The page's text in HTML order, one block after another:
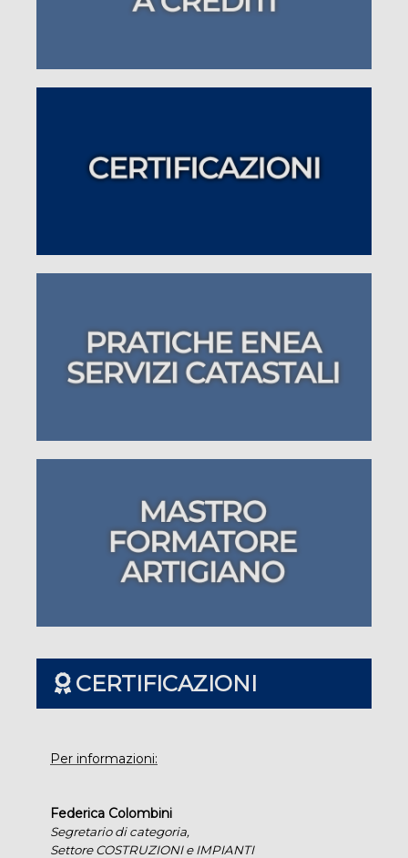
CERTIFICAZIONI
Per informazioni:
Federica Colombini
Segretario di categoria,
Settore COSTRUZIONI e IMPIANTI